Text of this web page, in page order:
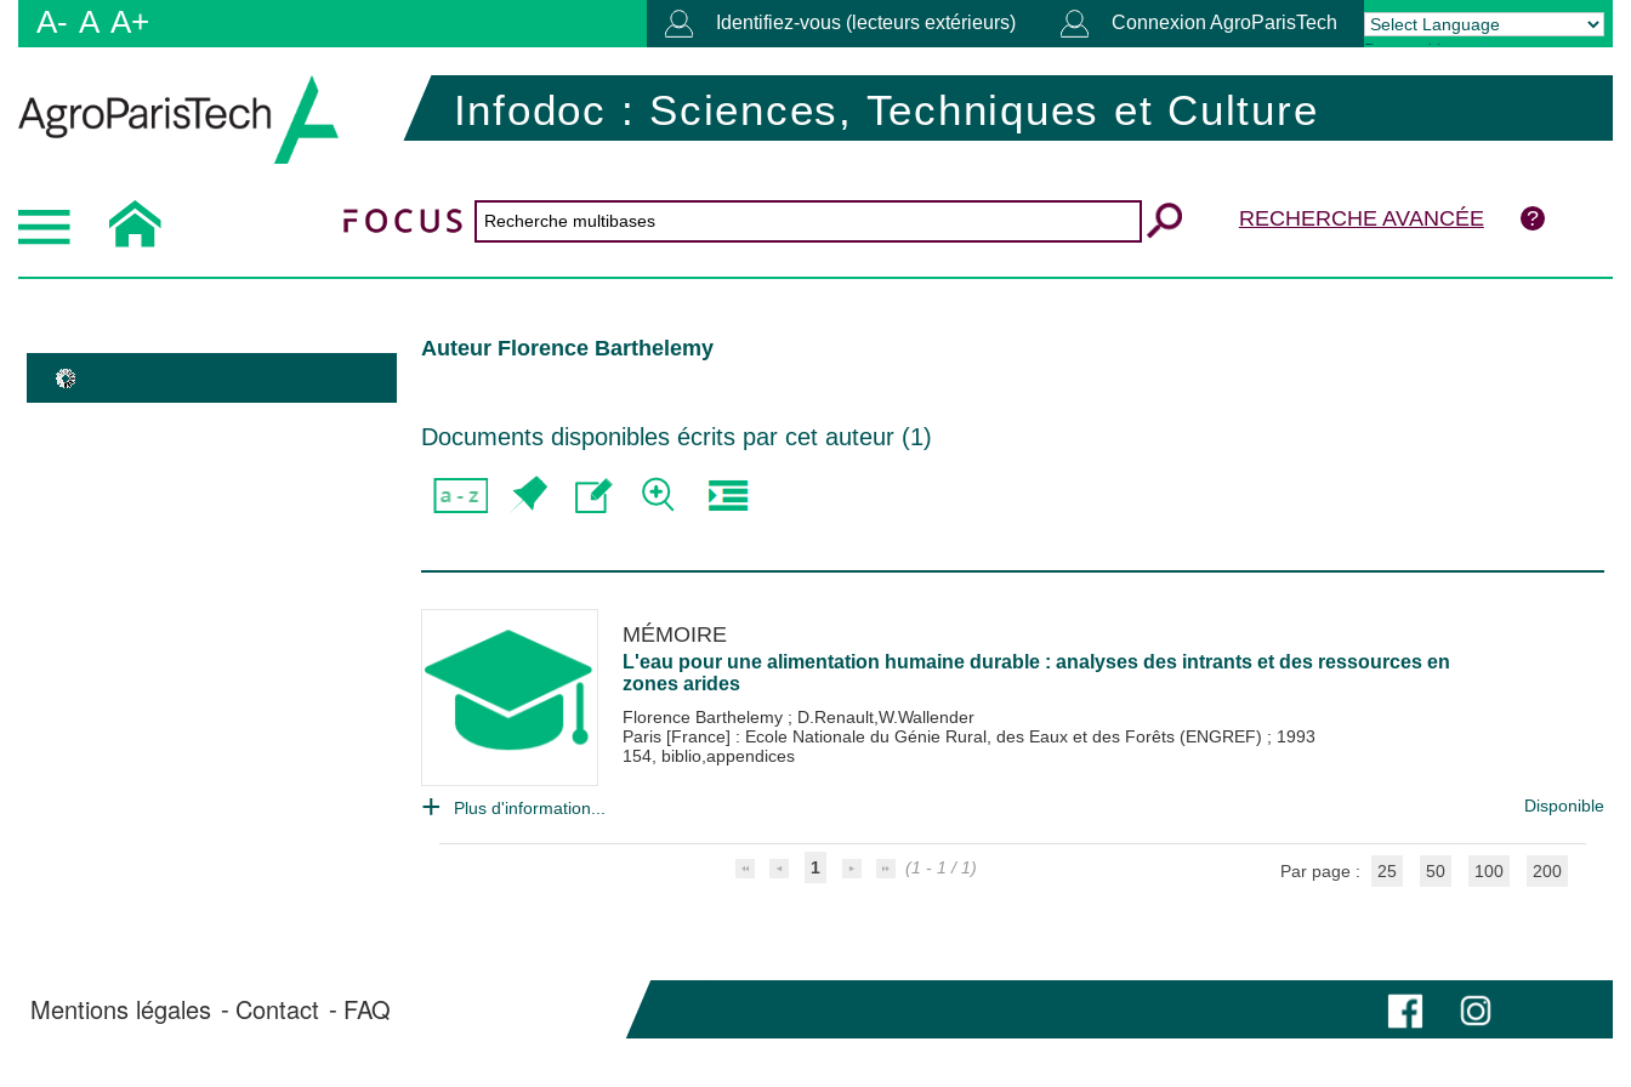
A- A A+ Identifiez-vous (lecteurs extérieurs) Connexion AgroParisTech
Powered by Translate
Infodoc : Sciences, Techniques et Culture
RECHERCHE AVANCÉE
Auteur Florence Barthelemy
Documents disponibles écrits par cet auteur (1)
MÉMOIRE
L'eau pour une alimentation humaine durable : analyses des intrants et des ressources en
zones arides
Florence Barthelemy ; D.Renault,W.Wallender
Paris [France] : Ecole Nationale du Génie Rural, des Eaux et des Forêts (ENGREF) ; 1993
154, biblio,appendices
Plus d'information... Disponible
1 (1 - 1 / 1) Par page : 25 50 100 200
Mentions légales Contact FAQ